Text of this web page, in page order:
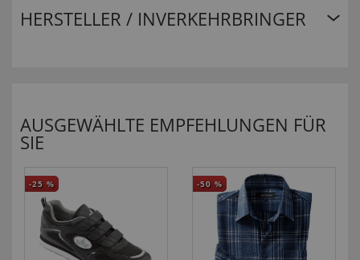
HERSTELLER / INVERKEHRBRINGER
AUSGEWÄHLTE EMPFEHLUNGEN FÜR
SIE
-25 % -50 %